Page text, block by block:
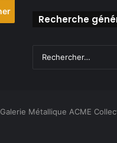
Recherche
Galerie Métallique ACME